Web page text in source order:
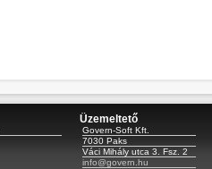
Üzemeltető
Govern-Soft Kft.
7030 Paks
Váci Mihály utca 3. Fsz. 2
info@govern.hu